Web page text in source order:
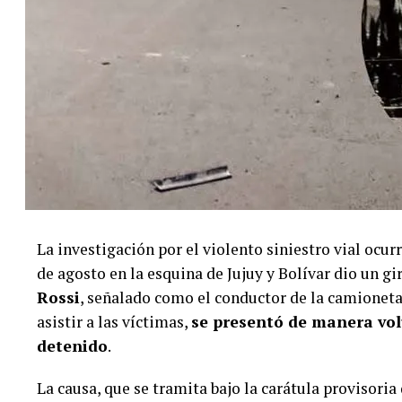
La investigación por el violento siniestro vial
de agosto en la esquina de Jujuy y Bolívar dio un
Rossi, señalado como el conductor de la
asistir a las víctimas, se presentó de manera
detenido.
La causa, que se tramita bajo la carátula